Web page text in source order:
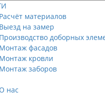
Расчёт материалов
Выезд на замер
Производство доборных
Монтаж фасадов
Монтаж кровли
Монтаж заборов
О нас